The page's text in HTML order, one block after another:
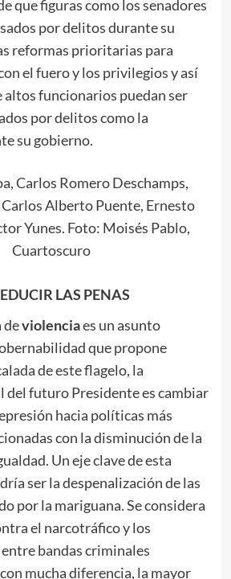
que figuras como los senadores
por delitos durante su
reformas prioritarias para
el fuero y los privilegios y así
altos funcionarios puedan ser
por delitos como la
su gobierno.
Carlos Romero Deschamps,
Alberto Puente, Ernesto
Yunes. Foto: Moisés Pablo,
Cuartoscuro
LAS PENAS
deviolenciaes un asunto
que propone
de este flagelo, la
del futuro Presidente es cambiar
hacia políticas más
con la disminución de la
Un eje clave de esta
ser la despenalización de las
por la mariguana. Se considera
el narcotráfico y los
bandas criminales
mucha diferencia, la mayor